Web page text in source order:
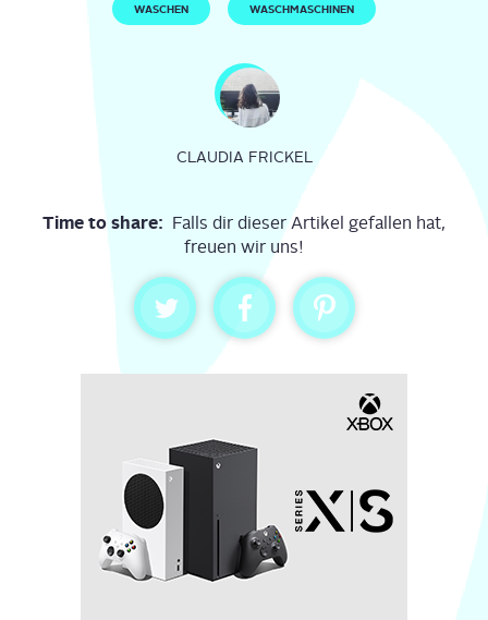
WASCHEN WASCHMASCHINEN
CLAUDIA FRICKEL
Time to share: Falls dir dieser Artikel gefallen hat,
freuen wir uns!